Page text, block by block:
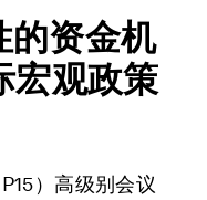
的资金机
宏观政策
）高级别会议